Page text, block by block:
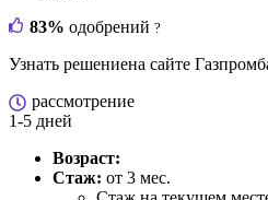
83% одобрений ?
Узнать решениена сайте
рассмотрение
1-5 дней
Возраст:
Стаж: от 3 мес.